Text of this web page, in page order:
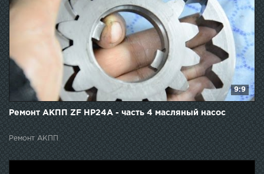
9:9
Ремонт АКПП ZF HP24A - часть 4 масляный насос
Ремонт АКПП